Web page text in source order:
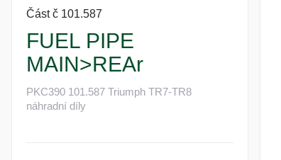
Část č 101.587
FUEL PIPE
MAIN>REAr
PKC390 101.587 Triumph TR7-TR8
náhradní díly